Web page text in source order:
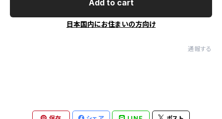
Add to cart
日本国内にお住まいの方向け
通報する